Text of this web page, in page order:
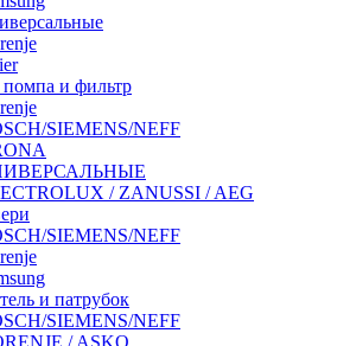
и фильтр
SIEMENS/NEFF
/ ZANUSSI / AEG
SIEMENS/NEFF
и патрубок
SIEMENS/NEFF
/ ASKO